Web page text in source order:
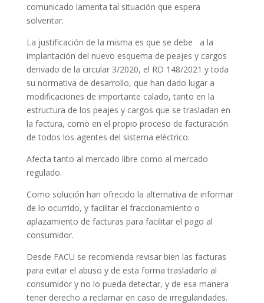
comunicado lamenta tal situación que espera
solventar.
La justificación de la misma es que se debe a la
implantación del nuevo esquema de peajes y cargos
derivado de la circular 3/2020, el RD 148/2021 y toda
su normativa de desarrollo, que han dado lugar a
modificaciones de importante calado, tanto en la
estructura de los peajes y cargos que se trasladan en
la factura, como en el propio proceso de facturación
de todos los agentes del sistema eléctrico.
Afecta tanto al mercado libre como al mercado
regulado.
Como solución han ofrecido la alternativa de informar
de lo ocurrido, y facilitar el fraccionamiento o
aplazamiento de facturas para facilitar el pago al
consumidor.
Desde FACU se recomienda revisar bien las facturas
para evitar el abuso y de esta forma trasladarlo al
consumidor y no lo pueda detectar, y de esa manera
tener derecho a reclamar en caso de irregularidades.